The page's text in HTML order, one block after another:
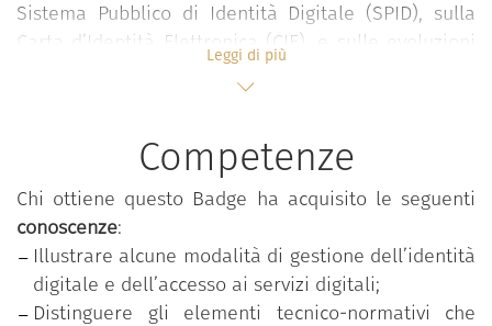
Sistema Pubblico di Identità Digitale (SPID), sulla
Carta d’Identità Elettronica (CIE), e sulle evoluzioni
previste con l’introduzione dello European Digital
Identity Wallet (EDIW) secondo il regolamento
Il corso è parte dell'offerta formativa
Dicolab.
Cultura al digitale, un'iniziativa del Ministero della
Cultura, Digital Library, Fondazione Scuola dei beni
e delle attività culturali, finanziato da Next
generation EU.
Leggi di più
Competenze
Chi ottiene questo Badge ha acquisito le seguenti
conoscenze:
Illustrare alcune modalità di gestione dell’identità
digitale e dell’accesso ai servizi digitali;
Distinguere gli elementi tecnico-normativi che